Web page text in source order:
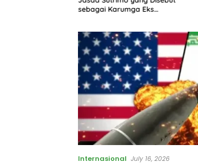
sebagai Karumga Eks
Internasional July 16, 2026